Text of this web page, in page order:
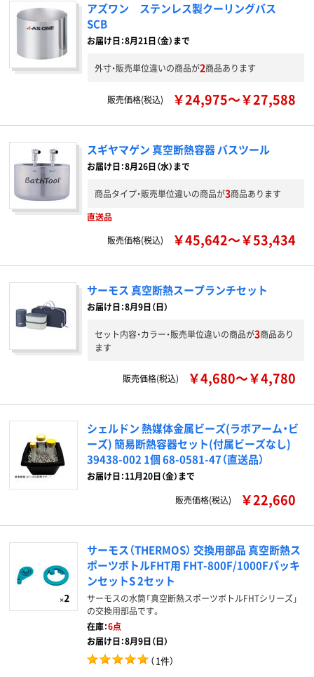
アズワン ステンレス製クーリングバス
SCB
お届け日：8月21日（金）まで
外寸・販売単位違いの商品が2商品あります
販売価格(税込) ￥24,975～￥27,588
スギヤマゲン 真空断熱容器 バスツール
お届け日：8月26日（水）まで
商品タイプ・販売単位違いの商品が3商品あります
直送品
販売価格(税込)
￥45,642～￥53,434
サーモス 真空断熱スープランチセット
お届け日：8月9日（日）
セット内容・カラー・販売単位違いの商品が3商品あり
ます
販売価格(税込) ￥4,680～￥4,780
シェルドン 熱媒体金属ビーズ(ラボアーム・ビ
ーズ) 簡易断熱容器セット(付属ビーズなし)
39438-002 1個 68-0581-47（直送品）
お届け日：11月20日（金）まで
販売価格(税込)
￥22,660
サーモス（THERMOS） 交換用部品 真空断熱ス
ポーツボトルFHT用 FHT-800F/1000Fパッキ
ンセットS 2セット
サーモスの水筒「真空断熱スポーツボトルFHTシリーズ」
の交換用部品です。
在庫：6点
お届け日：8月9日（日）
（1件）